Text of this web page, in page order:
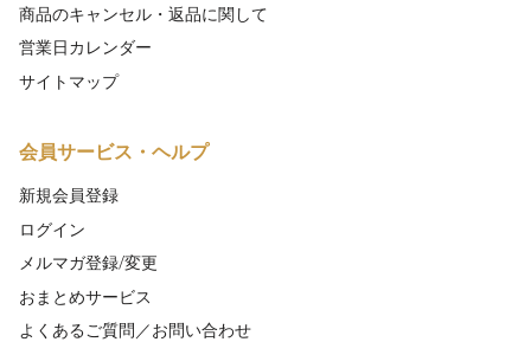
商品のキャンセル・返品に関して
営業日カレンダー
サイトマップ
会員サービス・ヘルプ
新規会員登録
ログイン
メルマガ登録/変更
おまとめサービス
よくあるご質問／お問い合わせ